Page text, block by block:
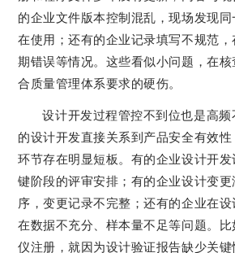
的企业文件版本控制混乱，现场发现
在使用；还有的企业记录填写不规范
期错误等情况。这些看似小问题，在
合质量管理体系要求的硬伤。
设计开发过程管控不到位也是高
的设计开发直接关系到产品安全有效
环节存在明显短板。有的企业设计开
键阶段的评审安排；有的企业设计变
序，变更记录不完整；还有的企业在
在数据不充分、样本量不足等问题。
仪注册，就因为设计验证报告缺少关